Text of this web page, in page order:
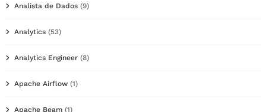
Analista de Dados (9)
Analytics (53)
Analytics Engineer (8)
Apache Airflow (1)
Apache Beam (1)